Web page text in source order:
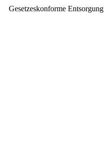
Gesetzeskonforme Entsorgung